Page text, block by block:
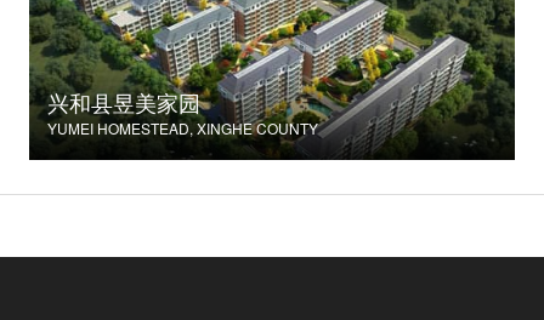
兴和县昱美家园
YUMEI HOMESTEAD, XINGHE COUNTY